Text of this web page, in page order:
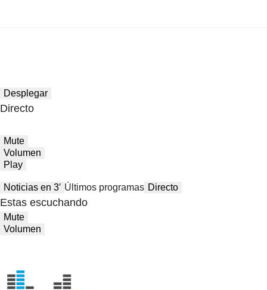
Desplegar
Directo
Mute
Volumen
Play
Noticias en 3′ Últimos programas Directo
Estas escuchando
Mute
Volumen